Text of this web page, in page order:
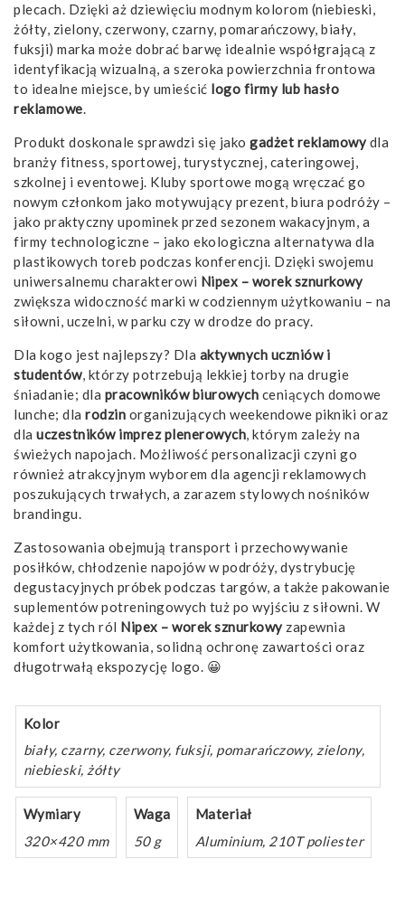
plecach. Dzięki aż dziewięciu modnym kolorom (niebieski,
żółty, zielony, czerwony, czarny, pomarańczowy, biały,
fuksji) marka może dobrać barwę idealnie współgrającą z
identyfikacją wizualną, a szeroka powierzchnia frontowa
to idealne miejsce, by umieścić logo firmy lub hasło
reklamowe.
Produkt doskonale sprawdzi się jako gadżet reklamowydla
branży fitness, sportowej, turystycznej, cateringowej,
szkolnej i eventowej. Kluby sportowe mogą wręczać go
nowym członkom jako motywujący prezent, biura podróży –
jako praktyczny upominek przed sezonem wakacyjnym, a
firmy technologiczne – jako ekologiczna alternatywa dla
plastikowych toreb podczas konferencji. Dzięki swojemu
uniwersalnemu charakterowi Nipex – worek sznurkowy
zwiększa widoczność marki w codziennym użytkowaniu – na
siłowni, uczelni, w parku czy w drodze do pracy.
Dla kogo jest najlepszy? Dla aktywnych uczniów i
studentów, którzy potrzebują lekkiej torby na drugie
śniadanie; dla pracowników biurowych ceniących domowe
lunche; dla rodzin organizujących weekendowe pikniki oraz
dla uczestników imprez plenerowych, którym zależy na
świeżych napojach. Możliwość personalizacji czyni go
również atrakcyjnym wyborem dla agencji reklamowych
poszukujących trwałych, a zarazem stylowych nośników
brandingu.
Zastosowania obejmują transport i przechowywanie
posiłków, chłodzenie napojów w podróży, dystrybucję
degustacyjnych próbek podczas targów, a także pakowanie
suplementów potreningowych tuż po wyjściu z siłowni. W
każdej z tych ról Nipex – worek sznurkowyzapewnia
komfort użytkowania, solidną ochronę zawartości oraz
długotrwałą ekspozycję logo. 😀
Kolor
biały, czarny, czerwony, fuksji, pomarańczowy, zielony,
niebieski, żółty
Wymiary
320×420 mm
Waga
50 g
Materiał
Aluminium, 210T poliester